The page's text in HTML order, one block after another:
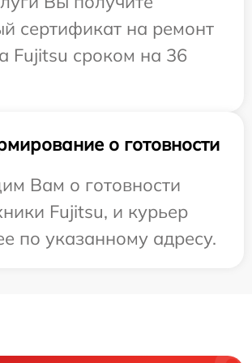
сертификат на ремонт
Fujitsu сроком на 36
о готовности
Вам о готовности
Fujitsu, и курьер
по указанному адресу.